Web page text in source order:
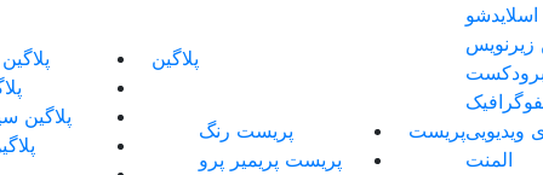
اسلایدشو
زیرنویس
برودکست
ویدیویی
المنت
پریست
پریست رنگ
پریست پریمیر پرو
پلاگین
پلاگین